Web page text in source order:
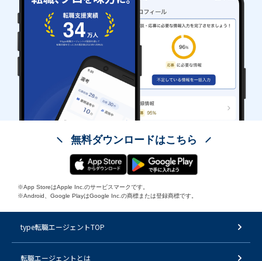
無料ダウンロードはこちら
※App StoreはApple Inc.のサービスマークです。
※Android、Google PlayはGoogle Inc.の商標または登録商標です。
type転職エージェントTOP
転職エージェントとは